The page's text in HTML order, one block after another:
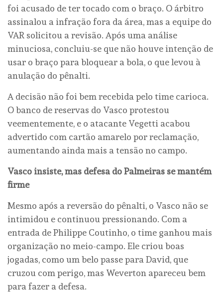
foi acusado de ter tocado com o braço. O árbitro
assinalou a infração fora da área, mas a equipe do
VAR solicitou a revisão. Após uma análise
minuciosa, concluiu-se que não houve intenção de
usar o braço para bloquear a bola, o que levou à
anulação do pênalti.
A decisão não foi bem recebida pelo time carioca.
O banco de reservas do Vasco protestou
veementemente, e o atacante Vegetti acabou
advertido com cartão amarelo por reclamação,
aumentando ainda mais a tensão no campo.
Vasco insiste, mas defesa do Palmeiras se mantém
firme
Mesmo após a reversão do pênalti, o Vasco não se
intimidou e continuou pressionando. Com a
entrada de Philippe Coutinho, o time ganhou mais
organização no meio-campo. Ele criou boas
jogadas, como um belo passe para David, que
cruzou com perigo, mas Weverton apareceu bem
para fazer a defesa.